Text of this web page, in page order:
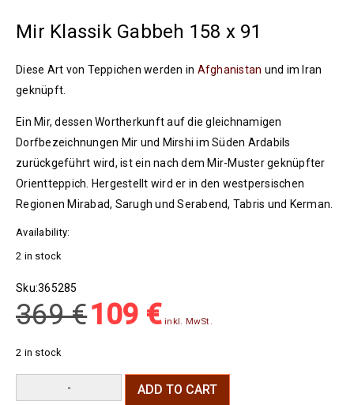
Mir Klassik Gabbeh 158 x 91
Diese Art von Teppichen werden in Afghanistan und im Iran
geknüpft.
Ein Mir, dessen Wortherkunft auf die gleichnamigen
Dorfbezeichnungen Mir und Mirshi im Süden Ardabils
zurückgeführt wird, ist ein nach dem Mir-Muster geknüpfter
Orientteppich. Hergestellt wird er in den westpersischen
Regionen Mirabad, Sarugh und Serabend, Tabris und Kerman.
Availability:
2 in stock
Sku:365285
369€109 € inkl. MwSt.
2 in stock
ADD TO CART